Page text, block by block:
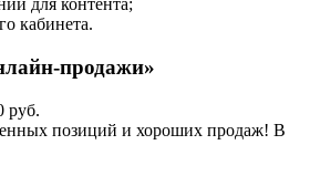
для контента;
кабинета.
продажи»
руб.
позиций и хороших продаж! В